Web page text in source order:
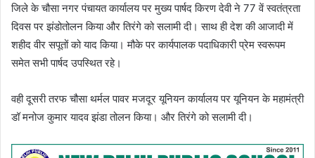
जिले के चौसा नगर पंचायत कार्यालय पर मुख्य पार्षद किरण देवी ने 77 वें स्वतंत्रता
दिवस पर झंडोतोलन किया और तिरंगे को सलामी दी। साथ ही देश की आजादी में
शहीद वीर सपूतों को याद किया। मौके पर कार्यपालक पदाधिकारी प्रेम स्वरूपम
समेत सभी पार्षद उपस्थित रहे।
वही दूसरी तरफ चौसा थर्मल पावर मजदूर यूनियन कार्यालय पर यूनियन के महामंत्री
डॉ मनोज कुमार यादव झंडा तोलन किया। और तिरंगे को सलामी दी।